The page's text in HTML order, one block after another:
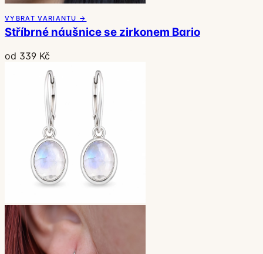
VYBRAT VARIANTU →
Stříbrné náušnice se zirkonem Bario
od 339 Kč